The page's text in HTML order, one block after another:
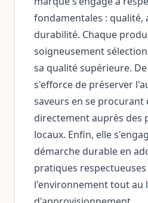
fondamentales : qualité,
durabilité. Chaque
soigneusement
sa qualité supérieure.
s'efforce de préserver
saveurs en se procurant
directement auprès des
locaux. Enfin, elle
démarche durable en
pratiques
l'environnement tout au